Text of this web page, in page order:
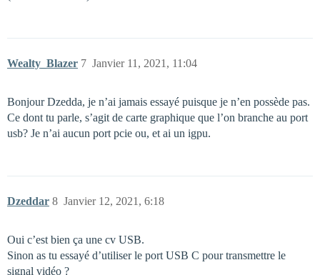
Wealty_Blazer Janvier 11, 2021, 11:04
7
Bonjour Dzedda, je n’ai jamais essayé puisque je n’en possède pas.
Ce dont tu parle, s’agit de carte graphique que l’on branche au port
usb? Je n’ai aucun port pcie ou, et ai un igpu.
Dzeddar Janvier 12, 2021, 6:18
8
Oui c’est bien ça une cv USB.
Sinon as tu essayé d’utiliser le port USB C pour transmettre le
signal vidéo ?